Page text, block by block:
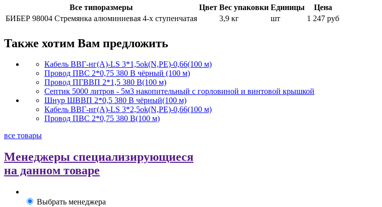
Все типоразмеры Цвет Вес упаковки Единицы
Цена
БИБЕР 98004 Стремянка алюминиевая 4-х ступенчатая
3,9 кг шт 1 247 руб
Также хотим Вам предложить
Кабель ВВГ-нг(А)-LS 3*1,5ok(N,PE)-0,66(100 м)
Провод ПВС 2*0,75 380 В чёрный (100 м)
Провод ПГВВП 2*1,5 380 В(100 м)
Септик 5000 литров - 5м3 накопительный с горловиной и винтовой крышкой
Шнур ШВВП 2*0,5 380 В чёрный(100 м)
Кабель ВВГ-нг(А)-LS 3*2,5ok(N,PE)-0,66(100 м)
Провод ПВС 2*0,75 380 В(100 м)
все товары
Менеджеры специализирующиеся
на данном товаре
Выбрать менеджера